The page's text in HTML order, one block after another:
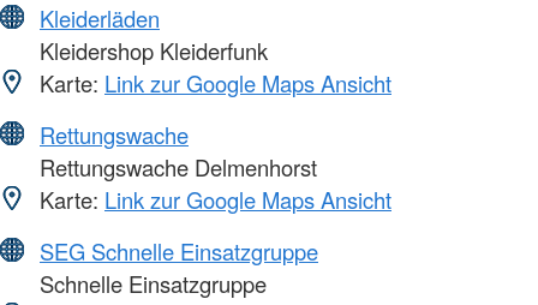
Kleiderläden
Kleidershop Kleiderfunk
Karte: Link zur Google Maps Ansicht
Rettungswache
Rettungswache Delmenhorst
Karte: Link zur Google Maps Ansicht
SEG Schnelle Einsatzgruppe
Schnelle Einsatzgruppe